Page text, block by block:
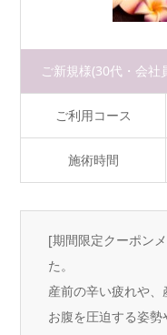
ご新規様(30代・会社
ご利用コース
施術時間
[期間限定クーポン
た。
産前の辛い疲れや
お腹を圧迫する姿